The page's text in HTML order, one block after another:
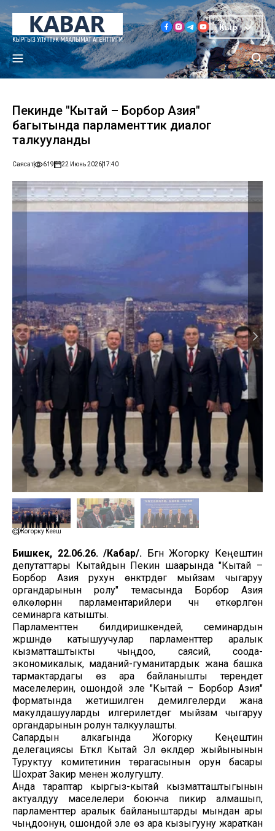
Кыр
Пекинде "Кытай – Борбор Азия"
багытында парламенттик диалог
талкууланды
Саясат 619 22 Июнь 202617:40
Жогорку Кеңеш
Бишкек, 22.06.26. /Кабар/. Бүгүн Жогорку Кеңештин
депутаттары Кытайдын Пекин шаарында "Кытай –
Борбор Азия рухун өнүктүрүүдөгү мыйзам чыгаруу
органдарынын ролу" темасында Борбор Азия
өлкөлөрүнүн парламентарийлери үчүн өткөрүлгөн
семинарга катышты.
Парламенттен билдиришкендей, семинардын
жүрүшүндө катышуучулар парламенттер аралык
кызматташтыкты чыңдоо, саясий, соода-
экономикалык, маданий-гуманитардык жана башка
тармактардагы өз ара байланышты тереңдетүү
маселелерин, ошондой эле "Кытай – Борбор Азия"
форматында жетишилген демилгелерди жана
макулдашууларды илгерилетүүдөгү мыйзам чыгаруу
органдарынын ролун талкуулашты.
Сапардын алкагында Жогорку Кеңештин
делегациясы Бүткүл Кытай Эл өкүлдөр жыйынынын
Туруктуу комитетинин төрагасынын орун басары
Шохрат Закир менен жолугушту.
Анда тараптар кыргыз-кытай кызматташтыгынын
актуалдуу маселелери боюнча пикир алмашып,
парламенттер аралык байланыштарды мындан ары
чыңдоонун, ошондой эле өз ара кызыгууну жараткан